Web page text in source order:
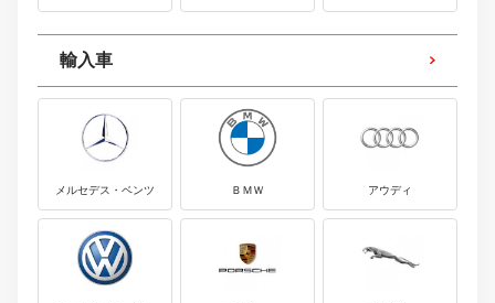
輸入車
メルセデス・ベンツ ＢＭＷ アウディ